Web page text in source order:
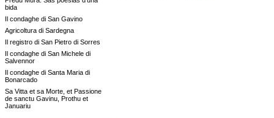
bida
Il condaghe di San Gavino
Agricoltura di Sardegna
Il registro di San Pietro di Sorres
Il condaghe di San Michele di
Salvennor
Il condaghe di Santa Maria di
Bonarcado
Sa Vitta et sa Morte, et Passione
de sanctu Gavinu, Prothu et
Januariu